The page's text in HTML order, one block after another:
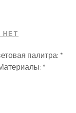
НЕТ
палитра: *
*